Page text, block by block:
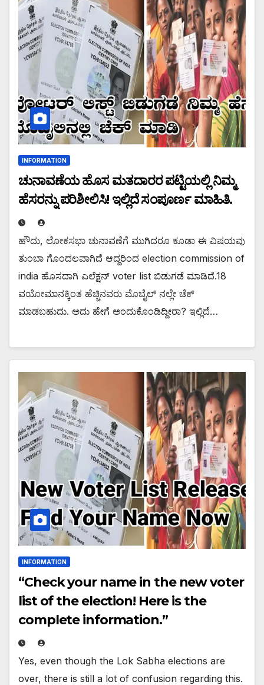
INFORMATION
ಚುನಾವಣೆಯ ಹೊಸ ಮತದಾರರ ಪಟ್ಟಿಯಲ್ಲಿ ನಿಮ್ಮ
ಹೆಸರನ್ನು ಪರಿಶೀಲಿಸಿ! ಇಲ್ಲಿದೆ ಸಂಪೂರ್ಣ ಮಾಹಿತಿ.
ಹೌದು, ಲೋಕಸಭಾ ಚುನಾವಣೆಗೆ ಮುಗಿದರೂ ಕೂಡಾ ಈ ವಿಷಯವು
ತುಂಬಾ ಗೊಂದಲವಾಗಿದೆ ಆದ್ದರಿಂದ election commission of
india ಹೊಸದಾಗಿ ಎಲೆಕ್ಷನ್ voter list ಬಿಡುಗಡೆ ಮಾಡಿದೆ.18
ವಯೋಮಾನಕ್ಕಿಂತ ಹೆಚ್ಚಿನವರು ಮೊಬೈಲ್ ನಲ್ಲೇ ಚೆಕ್
ಮಾಡಬಹುದು. ಅದು ಹೇಗೆ ಅಂದುಕೊಂಡಿದ್ದೀರಾ? ಇಲ್ಲಿದೆ…
INFORMATION
“Check your name in the new voter
list of the election! Here is the
complete information.”
Yes, even though the Lok Sabha elections are
over, there is still a lot of confusion regarding this.